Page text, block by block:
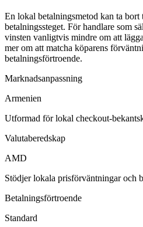
En lokal betalningsmetod kan ta bort
betalningssteget. För handlare som
vinsten vanligtvis mindre om att
mer om att matcha köparens
betalningsförtroende.
Marknadsanpassning
Armenien
Utformad för lokal checkout-
Valutaberedskap
AMD
Stödjer lokala prisförväntningar och
Betalningsförtroende
Standard